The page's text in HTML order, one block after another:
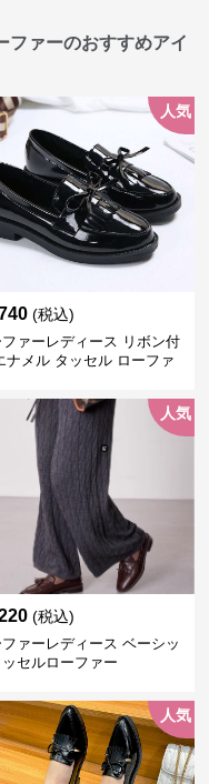
ファーのおすすめアイ
人気
(税込)
ファーレディース リボン付
ナメル タッセル ローファ
人気
(税込)
ファーレディース ベーシッ
セルローファー
人気